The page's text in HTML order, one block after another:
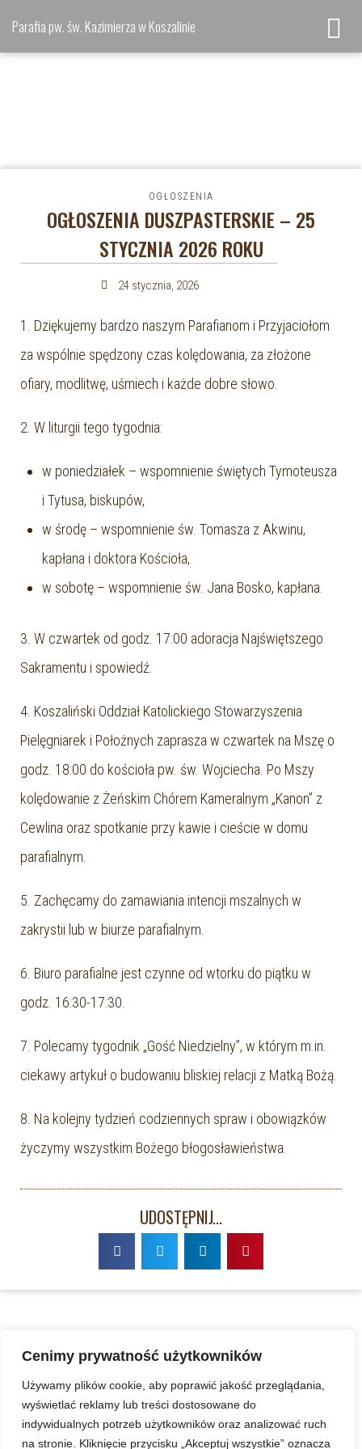
Cenimy prywatność użytkowników
Używamy plików cookie, aby poprawić jakość przeglądania,
wyświetlać reklamy lub treści dostosowane do
indywidualnych potrzeb użytkowników oraz analizować ruch
na stronie. Kliknięcie przycisku „Akceptuj wszystkie” oznacza
Parafia pw. św. Kazimierza w Koszalinie
OGŁOSZENIA
OGŁOSZENIA DUSZPASTERSKIE – 25
STYCZNIA 2026 ROKU
24 stycznia, 2026
1. Dziękujemy bardzo naszym Parafianom i Przyjaciołom
za wspólnie spędzony czas kolędowania, za złożone
ofiary, modlitwę, uśmiech i każde dobre słowo.
2. W liturgii tego tygodnia:
w poniedziałek – wspomnienie świętych Tymoteusza
i Tytusa, biskupów,
w środę – wspomnienie św. Tomasza z Akwinu,
kapłana i doktora Kościoła,
w sobotę – wspomnienie św. Jana Bosko, kapłana.
3. W czwartek od godz. 17:00 adoracja Najświętszego
Sakramentu i spowiedź.
4. Koszaliński Oddział Katolickiego Stowarzyszenia
Pielęgniarek i Położnych zaprasza w czwartek na Mszę o
godz. 18:00 do kościoła pw. św. Wojciecha. Po Mszy
kolędowanie z Żeńskim Chórem Kameralnym „Kanon” z
Cewlina oraz spotkanie przy kawie i cieście w domu
parafialnym.
5. Zachęcamy do zamawiania intencji mszalnych w
zakrystii lub w biurze parafialnym.
6. Biuro parafialne jest czynne od wtorku do piątku w
godz. 16:30-17:30.
7. Polecamy tygodnik „Gość Niedzielny”, w którym m.in.
ciekawy artykuł o budowaniu bliskiej relacji z Matką Bożą.
8. Na kolejny tydzień codziennych spraw i obowiązków
życzymy wszystkim Bożego błogosławieństwa.
UDOSTĘPNIJ...